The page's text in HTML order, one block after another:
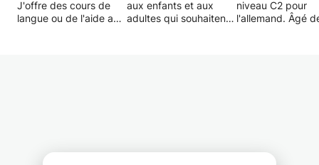
J'offre des cours de
langue ou de l'aide aux
aux enfants et aux
adultes qui souhaitent
niveau C2 pour
l'allemand. Âgé